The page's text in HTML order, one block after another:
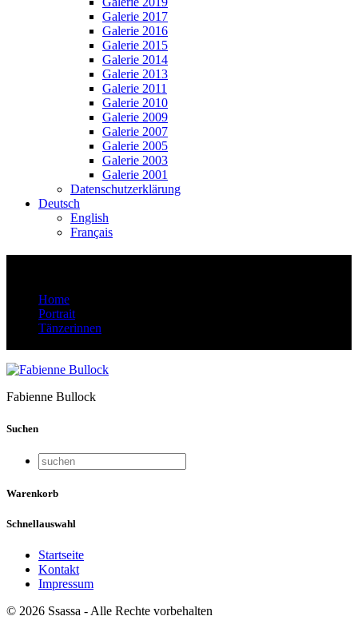
Galerie 2017
Galerie 2016
Galerie 2015
Galerie 2014
Galerie 2013
Galerie 2011
Galerie 2010
Galerie 2009
Galerie 2007
Galerie 2005
Galerie 2003
Galerie 2001
Datenschutzerklärung
Deutsch
English
Français
Home
Portrait
Tänzerinnen
Fabienne Bullock
Suchen
Warenkorb
Schnellauswahl
Startseite
Kontakt
Impressum
© 2026 Ssassa - Alle Rechte vorbehalten